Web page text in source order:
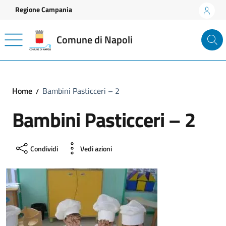
Vai ai contenuti
Vai al footer
Regione Campania
Comune di Napoli
Home Bambini Pasticceri – 2
Bambini Pasticceri – 2
Condividi Vedi azioni